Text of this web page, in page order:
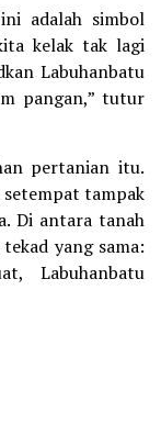
adalah simbol
kelak tak lagi
Labuhanbatu
pangan,” tutur
pertanian itu.
tampak
Di antara tanah
yang sama:
Labuhanbatu